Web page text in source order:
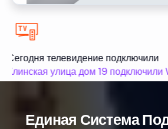
Сегодня телевидение подключили
Клинская улица дом 19 подключили
Единая Система